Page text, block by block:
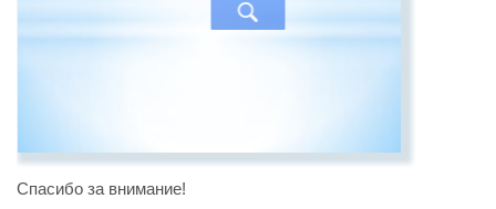
Спасибо за внимание!